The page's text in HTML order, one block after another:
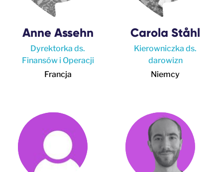
Anne Assehn
Dyrektorka ds.
Finansów i Operacji
Francja
Carola Ståhl
Kierowniczka ds.
darowizn
Niemcy